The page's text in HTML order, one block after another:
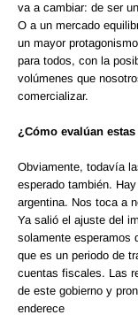
va a cambiar: de ser
O a un mercado
un mayor
para todos, con la
volúmenes que
comercializar.
¿Cómo evalúan
Obviamente, todavía
esperado también.
argentina. Nos toca a
Ya salió el ajuste del
solamente esperamos
que es un periodo de
cuentas fiscales. Las
de este gobierno y
enderece